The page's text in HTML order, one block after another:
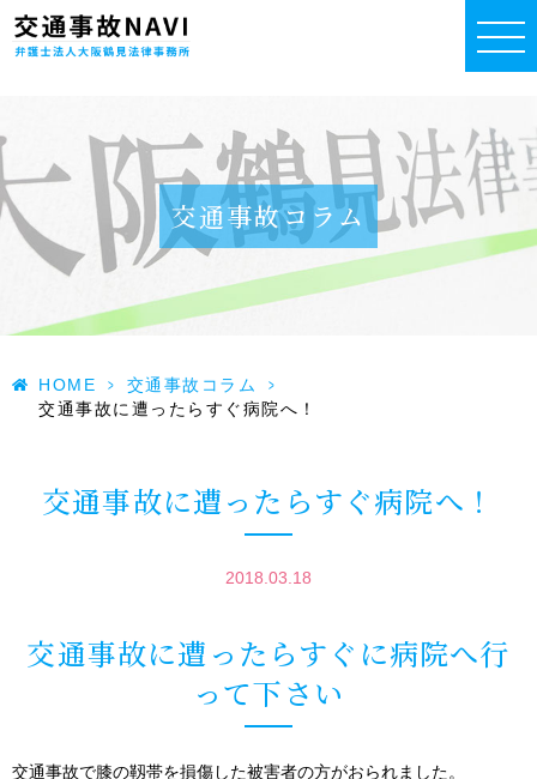
交通事故コラム
HOME > 交通事故コラム
>
交通事故に遭ったらすぐ病院へ！
交通事故に遭ったらすぐ病院へ！
2018.03.18
交通事故に遭ったらすぐに病院へ行
って下さい
交通事故で膝の靱帯を損傷した被害者の方がおられました。